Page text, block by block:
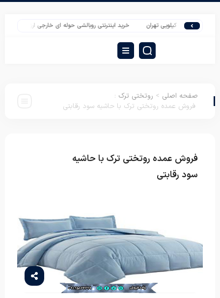
یک کیلویی تهران خرید اینترنتی روبالشی حوله ای خارجی ارزان
صفحه اصلی > روتختی ترک :
فروش عمده روتختی ترک با حاشیه سود رقابتی
فروش عمده روتختی ترک با حاشیه
سود رقابتی